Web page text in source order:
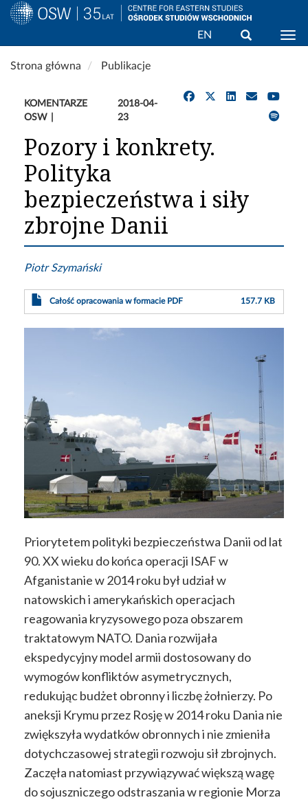
Przejdź
do
EN Wyszukaj
Strona główna Publikacje
KOMENTARZE
OSW
2018-04-
23
Pozory i konkrety.
Polityka
bezpieczeństwa i siły
zbrojne Danii
Piotr Szymański
Całość opracowania w formacie PDF 157.7 KB
Priorytetem polityki bezpieczeństwa Danii od lat
90. XX wieku do końca operacji ISAF w
Afganistanie w 2014 roku był udział w
natowskich i amerykańskich operacjach
reagowania kryzysowego poza obszarem
traktatowym NATO. Dania rozwijała
ekspedycyjny model armii dostosowany do
wymogów konfliktów asymetrycznych,
redukując budżet obronny i liczbę żołnierzy. Po
aneksji Krymu przez Rosję w 2014 roku Dania nie
zwiększyła wydatków obronnych i nie zmieniła
dotychczasowej strategii rozwoju sił zbrojnych.
Zaczęła natomiast przywiązywać większą wagę
do sojuszniczego odstraszania w regionie Morza